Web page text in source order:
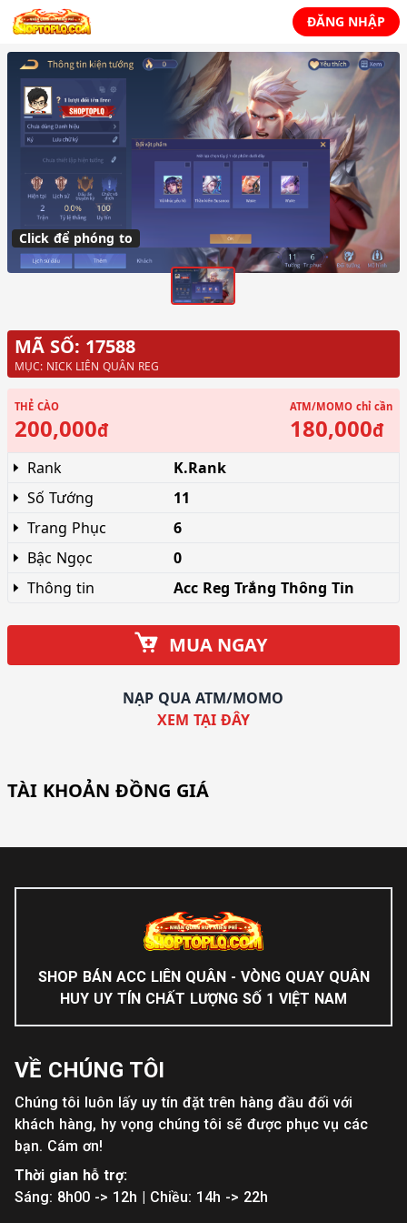
ĐĂNG NHẬP
Click để phóng to
MÃ SỐ: 17588
MỤC: NICK LIÊN QUÂN REG
THẺ CÀO
200,000đ
ATM/MOMOchỉ cần
180,000đ
Rank
K.Rank
Số Tướng
11
Trang Phục
6
Bậc Ngọc
0
Thông tin
Acc Reg Trắng Thông Tin
MUA NGAY
NẠP QUA ATM/MOMO
XEM TẠI ĐÂY
TÀI KHOẢN ĐỒNG GIÁ
SHOP BÁN ACC LIÊN QUÂN - VÒNG QUAY QUÂN
HUY UY TÍN CHẤT LƯỢNG SỐ 1 VIỆT NAM
VỀ CHÚNG TÔI
Chúng tôi luôn lấy uy tín đặt trên hàng đầu đối với
khách hàng, hy vọng chúng tôi sẽ được phục vụ các
bạn. Cám ơn!
Thời gian hỗ trợ:
Sáng: 8h00 -> 12h | Chiều: 14h -> 22h